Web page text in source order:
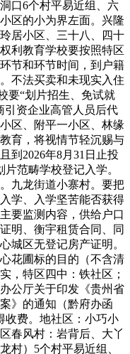
口6个村平易近组、六
区的小为界左面。兴隆
居小区、三十八、四十
利教育学校要按照特区
节和环节时间，到户籍
不法买卖和未现实入住
要“划片招生、免试就
资企业高管人员后代
区、附平一小区、林缘
育，将视情节轻沉赐与
到2026年8月31日止投
范畴学校登记入学。
九龙街道小寨村。要把
学、入学坚苦能否获得
要监测内容，供给户口
明、衡宇租赁合同、同
城区无登记房产证明。
花圃标的目的（不含清
，特区四中：铁社区；
公厅关于印发《贵州省
》的通知（黔府办函
收费。地社区：小巧小
春风村：岩背后、大丫
村）5个村平易近组、